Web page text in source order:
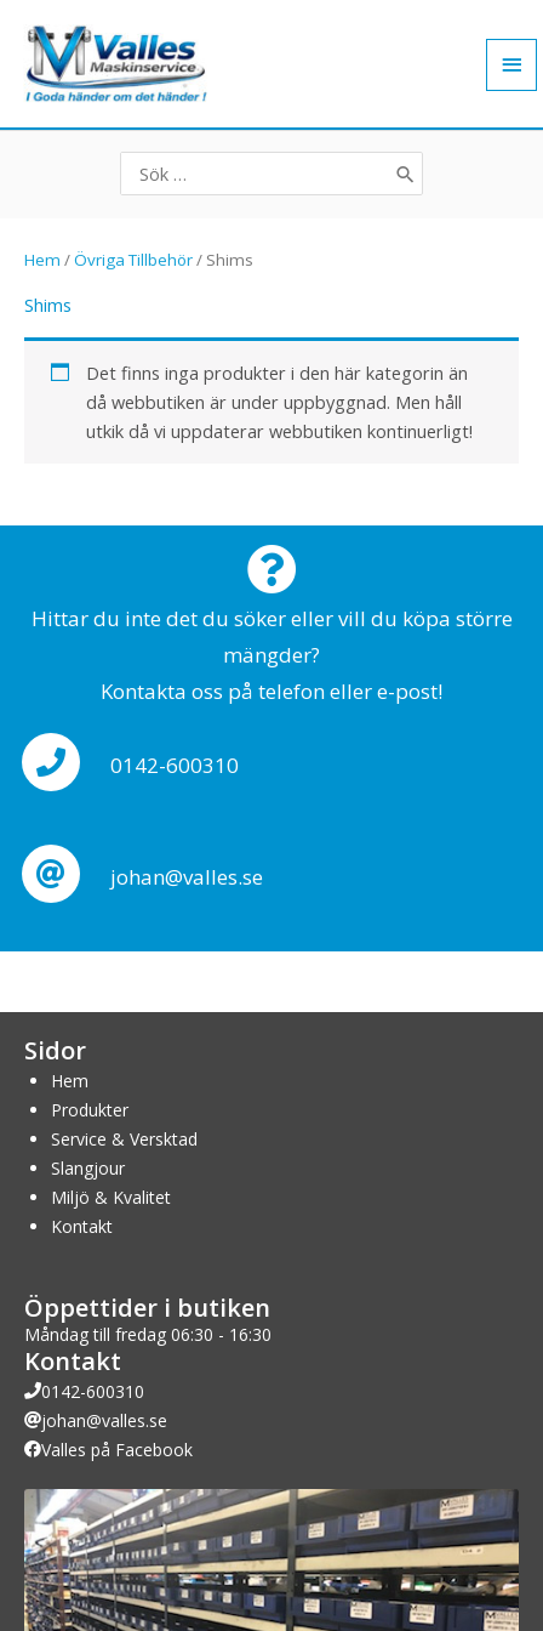
innehåll
Search
for:
Hem /Övriga Tillbehör/ Shims
Shims
Det finns inga produkter i den här kategorin än
då webbutiken är under uppbyggnad. Men håll
utkik då vi uppdaterar webbutiken kontinuerligt!
Hittar du inte det du söker eller vill du köpa större
mängder?
Kontakta oss på telefon eller e-post!
0142-600310
johan@valles.se
Sidor
Hem
Produkter
Service & Versktad
Slangjour
Miljö & Kvalitet
Kontakt
Öppettider i butiken
Måndag till fredag 06:30 - 16:30
Kontakt
0142-600310
johan@valles.se
Valles på Facebook